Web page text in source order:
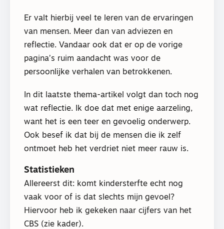
Er valt hierbij veel te leren van de ervaringen
van mensen. Meer dan van adviezen en
reflectie. Vandaar ook dat er op de vorige
pagina’s ruim aandacht was voor de
persoonlijke verhalen van betrokkenen.
In dit laatste thema-artikel volgt dan toch nog
wat reflectie. Ik doe dat met enige aarzeling,
want het is een teer en gevoelig onderwerp.
Ook besef ik dat bij de mensen die ik zelf
ontmoet heb het verdriet niet meer rauw is.
Statistieken
Allereerst dit: komt kindersterfte echt nog
vaak voor of is dat slechts mijn gevoel?
Hiervoor heb ik gekeken naar cijfers van het
CBS (zie kader).